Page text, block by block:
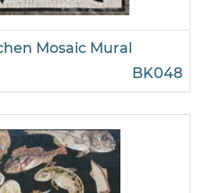
Mosaic Mural
BK048